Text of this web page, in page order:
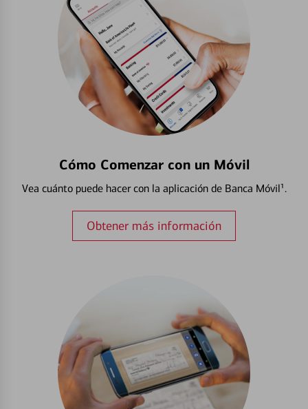
Cómo Comenzar con un Móvil
Vea cuánto puede hacer con la aplicación de Banca Móvil¹.
Obtener más información